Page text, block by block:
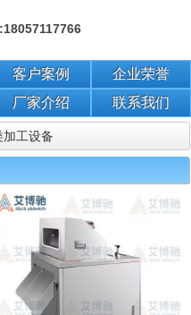
客户案例
企业荣誉
厂家介绍 联系我们
工设备